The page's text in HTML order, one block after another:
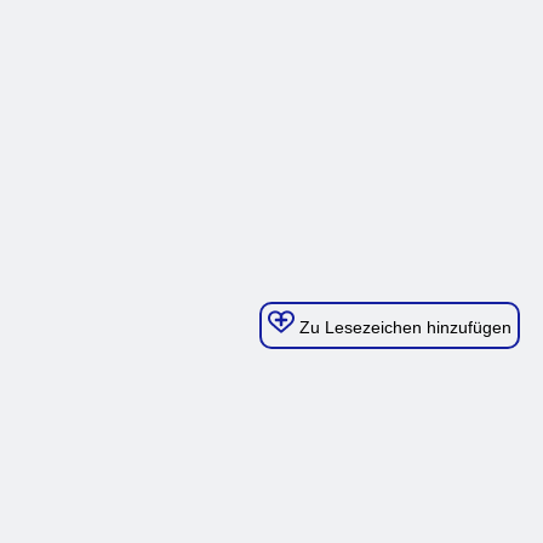
Zu Lesezeichen hinzufügen